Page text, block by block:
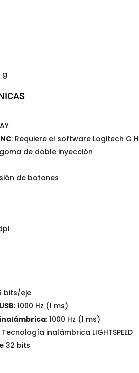
g
: Requiere el software Logitech G
de doble inyección
de botones
bits/eje
: 1000 Hz (1 ms)
: 1000 Hz (1 ms)
Tecnología inalámbrica LIGHTSPEED
32 bits